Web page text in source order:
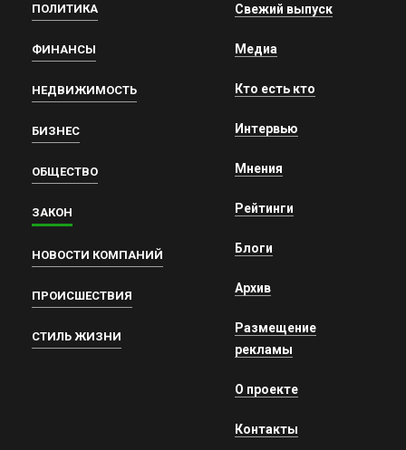
ПОЛИТИКА
ФИНАНСЫ
НЕДВИЖИМОСТЬ
БИЗНЕС
ОБЩЕСТВО
ЗАКОН
НОВОСТИ КОМПАНИЙ
ПРОИСШЕСТВИЯ
СТИЛЬ ЖИЗНИ
Свежий выпуск
Медиа
Кто есть кто
Интервью
Мнения
Рейтинги
Блоги
Архив
Размещение
рекламы
О проекте
Контакты